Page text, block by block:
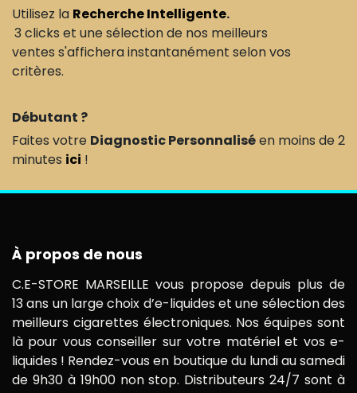
Utilisez la Recherche Intelligente.
3 clicks et une sélection de nos meilleurs
ventes s'affichera instantanément selon vos
critères.
Débutant ?
Faites votre Diagnostic Personnaliséen moins de 2
minutes ici !
À propos de nous
C.E-STORE MARSEILLE vous propose depuis plus de
13 ans un large choix d’e-liquides et une sélection des
meilleurs cigarettes électroniques. Nos équipes sont
là pour vous conseiller sur votre matériel et vos e-
liquides ! Rendez-vous en boutique du lundi au samedi
de 9h30 à 19h00 non stop. Distributeurs 24/7 sont à